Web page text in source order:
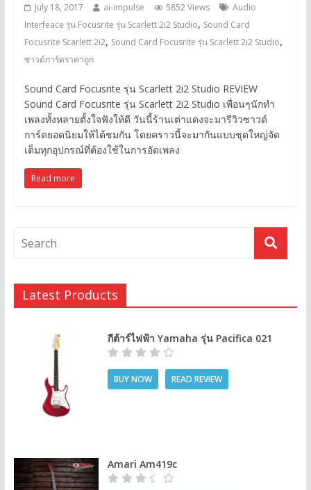
July 18, 2017 ai-impulse 5852 Views
Audio
Interfeace รุ่น Focusrite รุ่น Scarlett 2i2 Studio, Sound Card
Focusrite Scarlett 2i2, Sound Card Focusrite รุ่น Scarlett 2i2 Studio,
ซาวด์การ์ดราคาถูก
Sound Card Focusrite รุ่น Scarlett 2i2 Studio REVIEW
Sound Card Focusrite รุ่น Scarlett 2i2 Studio เพื่อนๆนักทำ
เพลงทั้งหลายตั้งใจฟังให้ดี วันนี้ร้านเต่าแดงจะมารีวิวซาวด์
การ์ดยอดนิยมให้ได้ชมกัน โดยคราวนี้จะมากันแบบชุดใหญ่จัด
เต็มทุกอุปกรณ์ที่ต้องใช้ในการอัดเพลง
Read more
Latest Products
กีต้าร์ไฟฟ้า Yamaha รุ่น Pacifica 021
BUY NOW READ REVIEW
Amari Am419c